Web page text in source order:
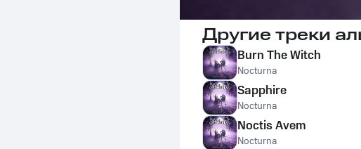
Другие треки
Burn The Witch
Nocturna
Sapphire
Nocturna
Noctis Avem
Nocturna